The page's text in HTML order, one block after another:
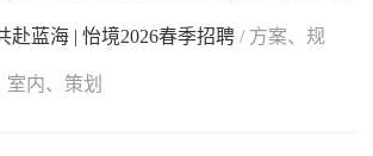
赴蓝海 | 怡境2026春季招聘/ 方案、规
内、策划